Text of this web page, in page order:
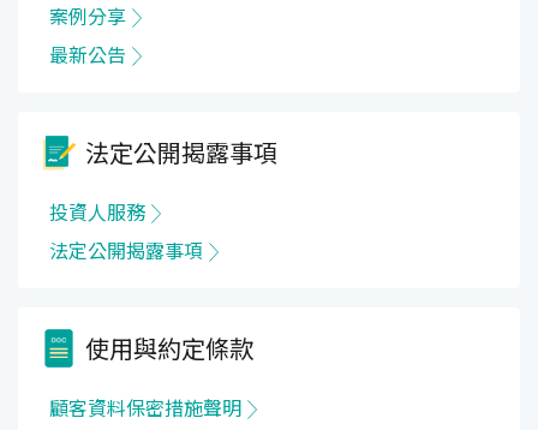
案例分享
最新公告
法定公開揭露事項
投資人服務
法定公開揭露事項
使用與約定條款
顧客資料保密措施聲明